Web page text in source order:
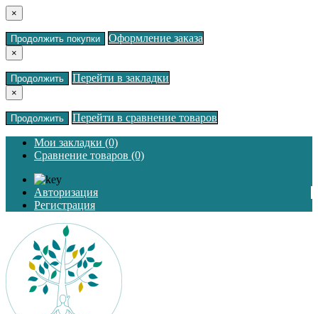
×
Продолжить покупки Оформление заказа
×
Продолжить Перейти в закладки
×
Продолжить Перейти в сравнение товаров
Мои закладки (0)
Сравнение товаров (0)
Авторизация
Регистрация